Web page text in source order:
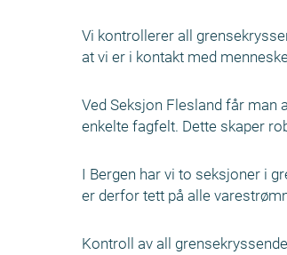
Vi kontrollerer all
at vi er i kontakt med
Ved Seksjon Flesland får man
enkelte fagfelt. Dette skaper
I Bergen har vi to seksjoner i
er derfor tett på alle
Kontroll av all